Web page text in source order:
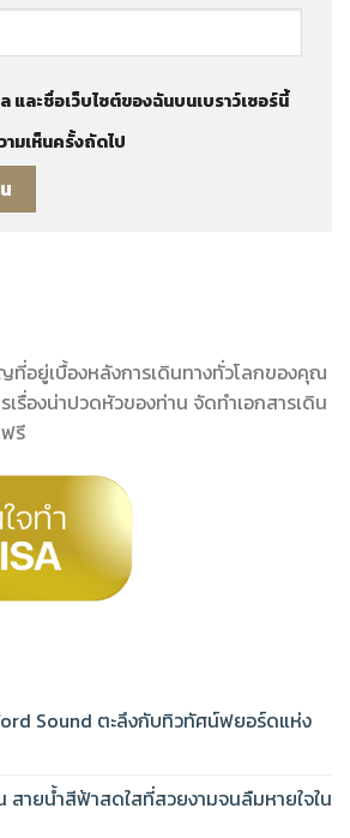
และชื่อเว็บไซต์ของฉันบนเบราว์เซอร์นี้
มเห็นครั้งถัดไป
ที่อยู่เบื้องหลังการเดินทางทั่วโลกของคุณ
เรื่องน่าปวดหัวของท่าน จัดทำเอกสารเดิน
รี
Sound ตะลึงกับทิวทัศน์ฟยอร์ดแห่ง
สายน้ำสีฟ้าสดใสที่สวยงามจนลืมหายใจใน